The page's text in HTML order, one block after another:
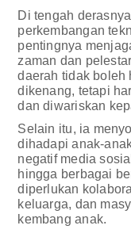
Di tengah
perkembangan
pentingnya
zaman dan
daerah tidak boleh
dikenang, tetapi
dan diwariskan
Selain itu, ia
dihadapi anak-
negatif media
hingga berbagai
diperlukan
keluarga, dan
kembang anak.